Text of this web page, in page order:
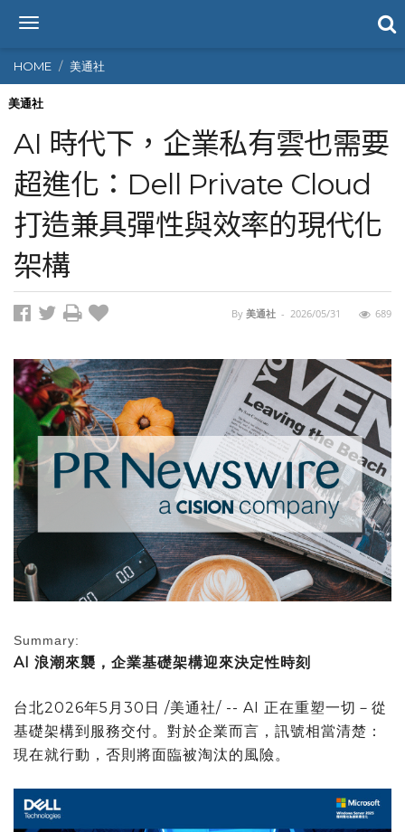
T
g
g
l
n
a
v
i
g
a
t
i
o
n
HOME 美通社
美通社
AI 時代下，企業私有雲也需要
超進化：Dell Private Cloud
打造兼具彈性與效率的現代化
架構
By 美通社 - 2026/05/31 689
Summary:
AI 浪潮來襲，企業基礎架構迎來決定性時刻
台北2026年5月30日 /美通社/ -- AI 正在重塑一切－從
基礎架構到服務交付。對於企業而言，訊號相當清楚：
現在就行動，否則將面臨被淘汰的風險。